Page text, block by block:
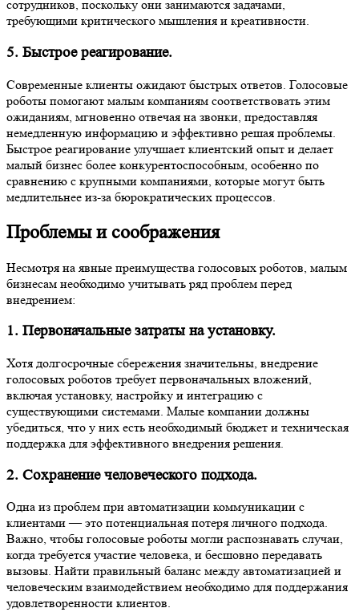
сотрудников, поскольку они занимаются задачами,
требующими критического мышления и креативности.
5. Быстрое реагирование.
Современные клиенты ожидают быстрых ответов. Голосовые
роботы помогают малым компаниям соответствовать этим
ожиданиям, мгновенно отвечая на звонки, предоставляя
немедленную информацию и эффективно решая проблемы.
Быстрое реагирование улучшает клиентский опыт и делает
малый бизнес более конкурентоспособным, особенно по
сравнению с крупными компаниями, которые могут быть
медлительнее из-за бюрократических процессов.
Проблемы и соображения
Несмотря на явные преимущества голосовых роботов, малым
бизнесам необходимо учитывать ряд проблем перед
внедрением:
1. Первоначальные затраты на установку.
Хотя долгосрочные сбережения значительны, внедрение
голосовых роботов требует первоначальных вложений,
включая установку, настройку и интеграцию с
существующими системами. Малые компании должны
убедиться, что у них есть необходимый бюджет и техническая
поддержка для эффективного внедрения решения.
2. Сохранение человеческого подхода.
Одна из проблем при автоматизации коммуникации с
клиентами — это потенциальная потеря личного подхода.
Важно, чтобы голосовые роботы могли распознавать случаи,
когда требуется участие человека, и бесшовно передавать
вызовы. Найти правильный баланс между автоматизацией и
человеческим взаимодействием необходимо для поддержания
удовлетворенности клиентов.